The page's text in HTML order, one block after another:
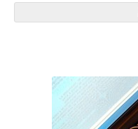
了まで...